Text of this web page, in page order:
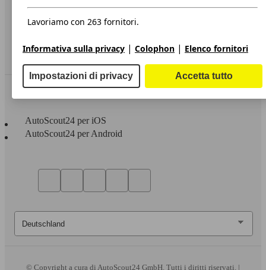
Sempre con te
AutoScout24 per iOS
AutoScout24 per Android
© Copyright a cura di AutoScout24 GmbH. Tutti i diritti riservati. |
Lavoriamo con 263 fornitori.
Informativa sulla privacy | Colophon | Elenco fornitori
Impostazioni di privacy Accetta tutto